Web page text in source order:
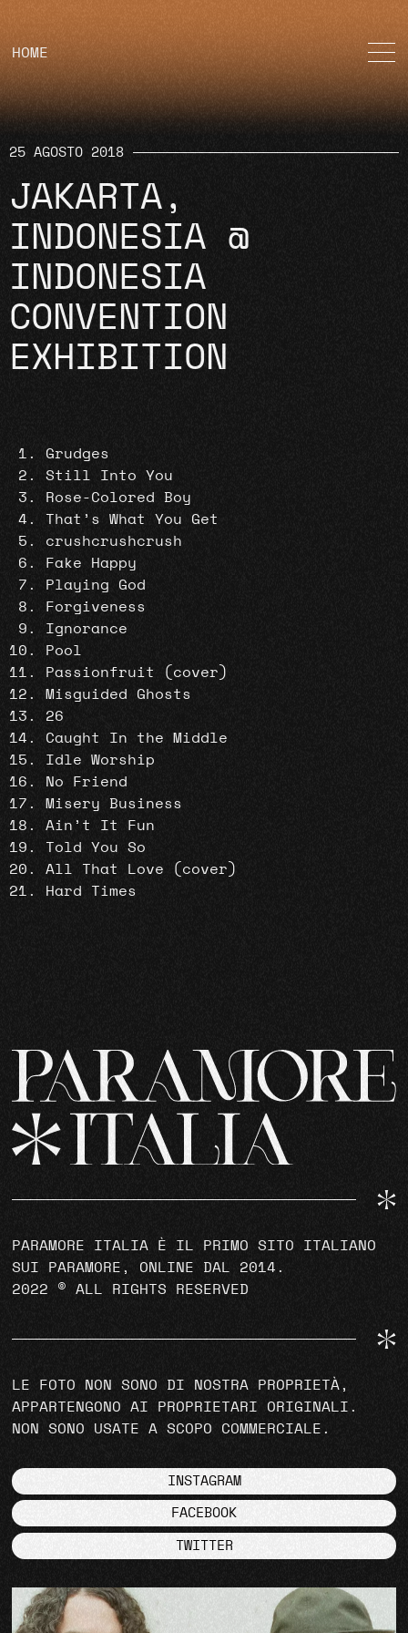
HOME
Grudges
Still Into You
Rose-Colored Boy
That’s What You Get
crushcrushcrush
Fake Happy
Playing God
Forgiveness
Ignorance
Pool
Passionfruit (cover)
Misguided Ghosts
26
Caught In the Middle
Idle Worship
No Friend
Misery Business
Ain’t It Fun
Told You So
All That Love (cover)
Hard Times
25 AGOSTO 2018
JAKARTA,
INDONESIA @
INDONESIA
CONVENTION
EXHIBITION
PARAMORE ITALIA È IL PRIMO SITO ITALIANO
SUI PARAMORE, ONLINE DAL 2014.
2022 © ALL RIGHTS RESERVED
LE FOTO NON SONO DI NOSTRA PROPRIETÀ,
APPARTENGONO AI PROPRIETARI ORIGINALI.
NON SONO USATE A SCOPO COMMERCIALE.
INSTAGRAM
FACEBOOK
TWITTER